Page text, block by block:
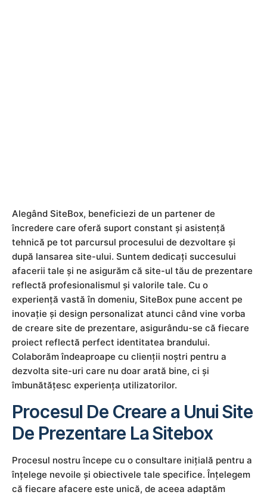
Alegând SiteBox, beneficiezi de un partener de
încredere care oferă suport constant și asistență
tehnică pe tot parcursul procesului de dezvoltare și
după lansarea site-ului. Suntem dedicați succesului
afacerii tale și ne asigurăm că site-ul tău de prezentare
reflectă profesionalismul și valorile tale. Cu o
experiență vastă în domeniu, SiteBox pune accent pe
inovație și design personalizat atunci când vine vorba
de creare site de prezentare, asigurându-se că fiecare
proiect reflectă perfect identitatea brandului.
Colaborăm îndeaproape cu clienții noștri pentru a
dezvolta site-uri care nu doar arată bine, ci și
îmbunătățesc experiența utilizatorilor.
Procesul De Creare a Unui Site
De Prezentare La Sitebox
Procesul nostru începe cu o consultare inițială pentru a
înțelege nevoile și obiectivele tale specifice. Înțelegem
că fiecare afacere este unică, de aceea adaptăm